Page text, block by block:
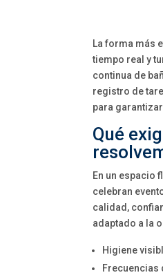
La forma más
tiempo real y
continua de
registro de
para
Qué
En un espacio
celebran
calidad,
adaptado a la
Higiene
Frecuencias